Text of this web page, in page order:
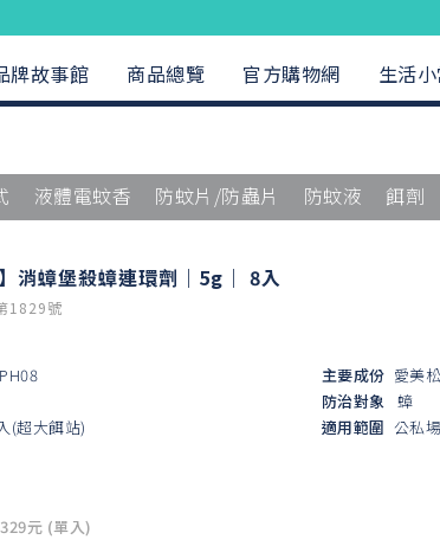
牌故事館 商品總覽 官方購物網 生活
液體電蚊香 防蚊片/防蟲片 防蚊液 餌劑
】消蟑堡殺蟑連環劑｜5g｜ 8入
1829號
(超大餌站)
主要成份 愛美松
防治對象
蟑
適用範圍 公私
元 (單入)